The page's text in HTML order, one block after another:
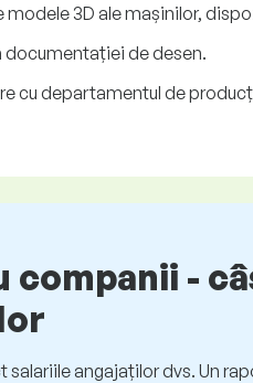
modele 3D ale mașinilor,
documentației de desen.
cu departamentul de
companii -
angajaților dvs. Un